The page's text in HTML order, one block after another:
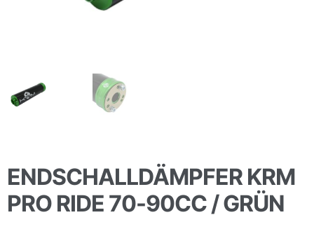
ENDSCHALLDÄMPFER KRM
PRO RIDE 70-90CC / GRÜN